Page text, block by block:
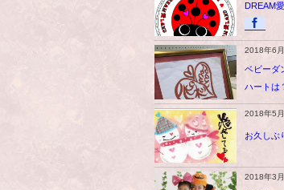
DREAM
2018年6
ベビーダ
ハートは
2018年5
お久しぶ
2018年3